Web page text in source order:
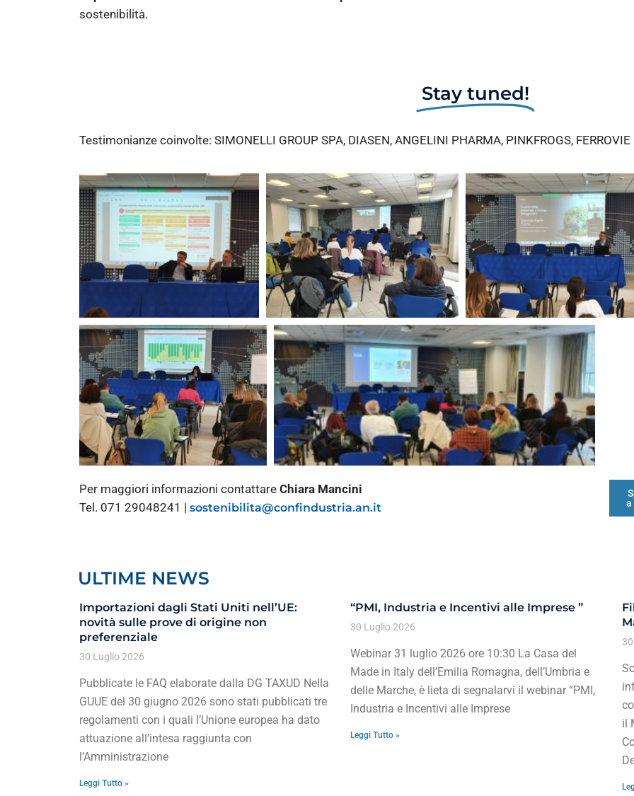
sostenibilità.
Stay tuned!
Testimonianze coinvolte: SIMONELLI GROUP SPA, DIASEN, ANGELINI PHARMA, PINKFROGS, FERROVIE
Per maggiori informazioni contattare Chiara Mancini
Tel. 071 29048241 | sostenibilita@confindustria.an.it
a
ULTIME NEWS
Importazioni dagli Stati Uniti nell’UE:
novità sulle prove di origine non
preferenziale
30 Luglio 2026
Pubblicate le FAQ elaborate dalla DG TAXUD Nella
GUUE del 30 giugno 2026 sono stati pubblicati tre
regolamenti con i quali l’Unione europea ha dato
attuazione all’intesa raggiunta con
l’Amministrazione
Leggi Tutto »
“PMI, Industria e Incentivi alle Imprese ”
30 Luglio 2026
Webinar 31 luglio 2026 ore 10:30 La Casa del
Made in Italy dell’Emilia Romagna, dell’Umbria e
delle Marche, è lieta di segnalarvi il webinar “PMI,
Industria e Incentivi alle Imprese
Leggi Tutto »
il